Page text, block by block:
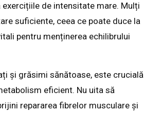
de intensitate mare. Mulți
suficiente, ceea ce poate duce la
pentru menținerea echilibrului
și grăsimi sănătoase, este crucială
eficient. Nu uita să
repararea fibrelor musculare și